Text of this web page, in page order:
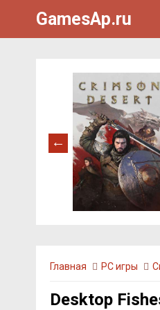
GamesAp.ru
Главная PC игры
Desktop